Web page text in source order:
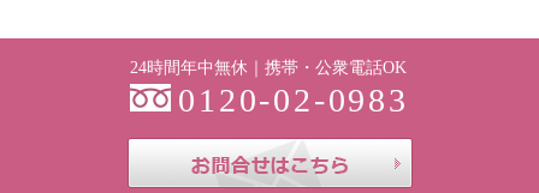
24時間年中無休｜携帯・公衆電話OK
0120-02-0983